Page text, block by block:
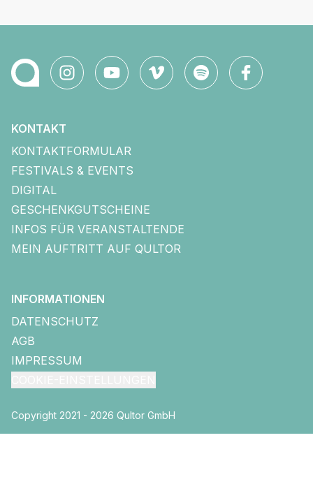
KONTAKT
KONTAKTFORMULAR
FESTIVALS & EVENTS
DIGITAL
GESCHENKGUTSCHEINE
INFOS FÜR VERANSTALTENDE
MEIN AUFTRITT AUF QULTOR
INFORMATIONEN
DATENSCHUTZ
AGB
IMPRESSUM
Copyright 2021 - 2026 Qultor GmbH